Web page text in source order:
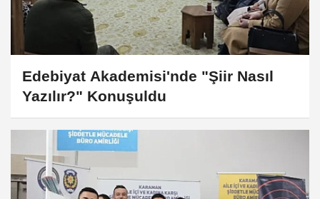
Edebiyat Akademisi'nde "Şiir Nasıl
Yazılır?" Konuşuldu